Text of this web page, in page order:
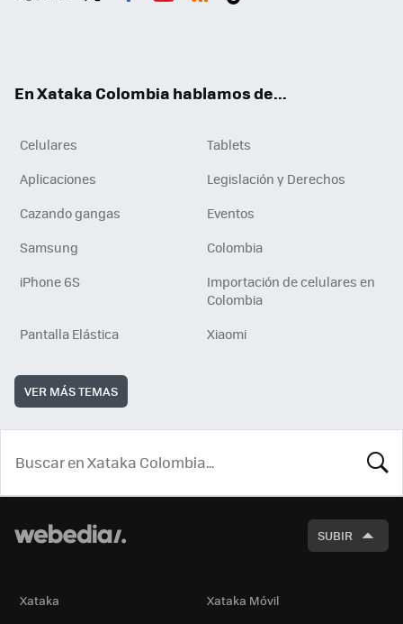
En Xataka Colombia hablamos de...
Celulares
Tablets
Aplicaciones
Legislación y Derechos
Cazando gangas
Eventos
Samsung
Colombia
iPhone 6S
Importación de celulares en
Colombia
Pantalla Elástica
Xiaomi
VER MÁS TEMAS
SUBIR
Xataka
Xataka Móvil